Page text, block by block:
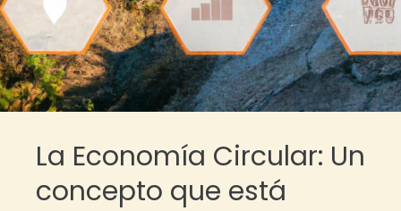
La Economía Circular: Un
concepto que está